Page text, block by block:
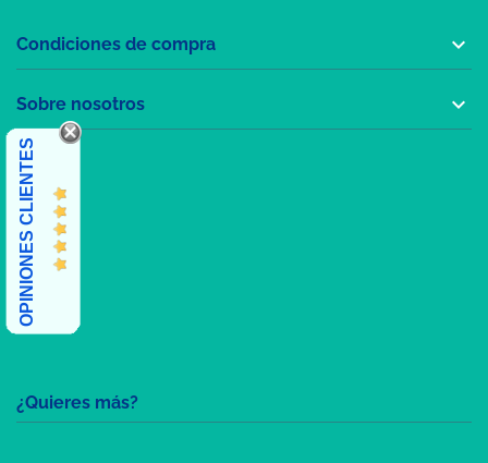
¿Quieres más?
Condiciones de compra 
Sobre nosotros 
OPINIONES CLIENTES